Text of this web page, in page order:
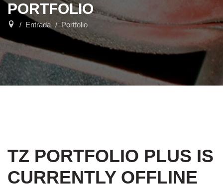
PORTFOLIO
Entrada Portfolio
TZ PORTFOLIO PLUS IS
CURRENTLY OFFLINE